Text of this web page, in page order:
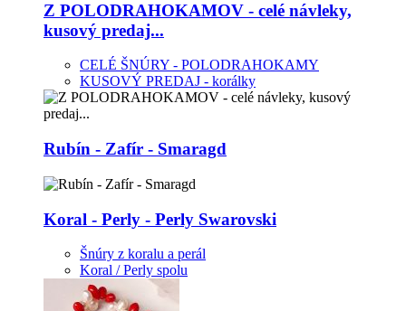
Z POLODRAHOKAMOV - celé návleky,
kusový predaj...
CELÉ ŠNÚRY - POLODRAHOKAMY
KUSOVÝ PREDAJ - korálky
Rubín - Zafír - Smaragd
Koral - Perly - Perly Swarovski
Šnúry z koralu a perál
Koral / Perly spolu